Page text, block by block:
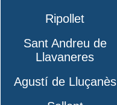
Ripollet
Sant Andreu de
Llavaneres
Agustí de Lluçanès